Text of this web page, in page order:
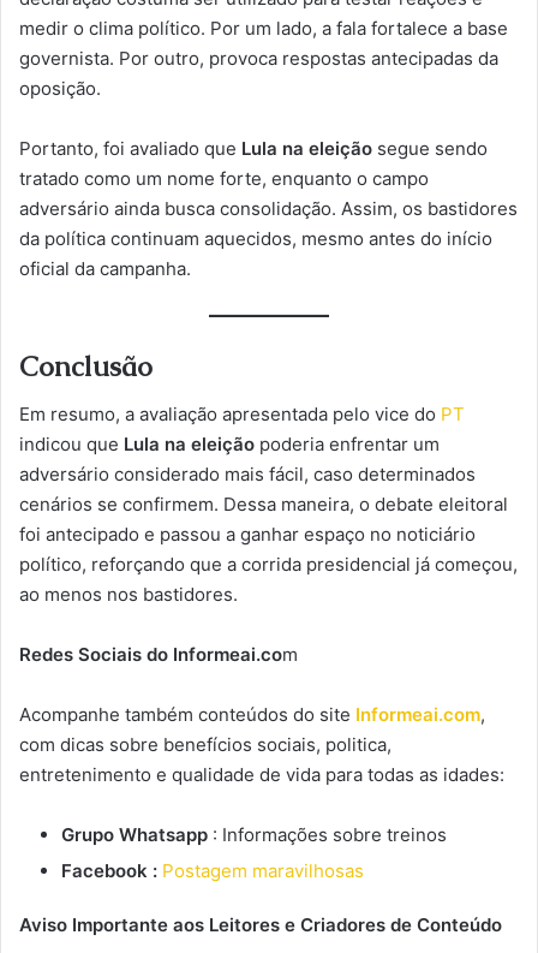
medir o clima político. Por um lado, a fala fortalece a base
governista. Por outro, provoca respostas antecipadas da
oposição.
Portanto, foi avaliado que Lula na eleição segue sendo
tratado como um nome forte, enquanto o campo
adversário ainda busca consolidação. Assim, os bastidores
da política continuam aquecidos, mesmo antes do início
oficial da campanha.
Conclusão
Em resumo, a avaliação apresentada pelo vice do PT
indicou que Lula na eleição poderia enfrentar um
adversário considerado mais fácil, caso determinados
cenários se confirmem. Dessa maneira, o debate eleitoral
foi antecipado e passou a ganhar espaço no noticiário
político, reforçando que a corrida presidencial já começou,
ao menos nos bastidores.
Redes Sociais do Informeai.com
Acompanhe também conteúdos do site Informeai.com,
com dicas sobre benefícios sociais, politica,
entretenimento e qualidade de vida para todas as idades:
Grupo Whatsapp : Informações sobre treinos
Facebook : Postagem maravilhosas
Aviso Importante aos Leitores e Criadores de Conteúdo